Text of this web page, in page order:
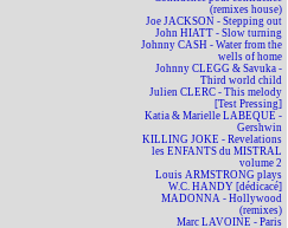
(remixes house)
Joe JACKSON - Stepping out
John HIATT - Slow turning
Johnny CASH - Water from the
wells of home
Johnny CLEGG & Savuka -
Third world child
Julien CLERC - This melody
[Test Pressing]
Katia & Marielle LABEQUE -
Gershwin
KILLING JOKE - Revelations
les ENFANTS du MISTRAL
volume 2
Louis ARMSTRONG plays
W.C. HANDY [dédicacé]
MADONNA - Hollywood
(remixes)
Marc LAVOINE - Paris